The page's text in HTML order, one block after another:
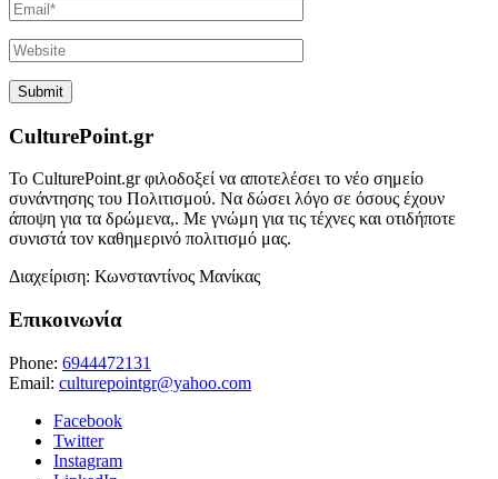
CulturePoint.gr
Το CulturePoint.gr φιλοδοξεί να αποτελέσει το νέο σημείο
συνάντησης του Πολιτισμού. Να δώσει λόγο σε όσους έχουν
άποψη για τα δρώμενα,. Με γνώμη για τις τέχνες και οτιδήποτε
συνιστά τον καθημερινό πολιτισμό μας.
Διαχείριση: Κωνσταντίνος Μανίκας
Επικοινωνία
Phone: 6944472131
Email: culturepointgr@yahoo.com
Facebook
Twitter
Instagram